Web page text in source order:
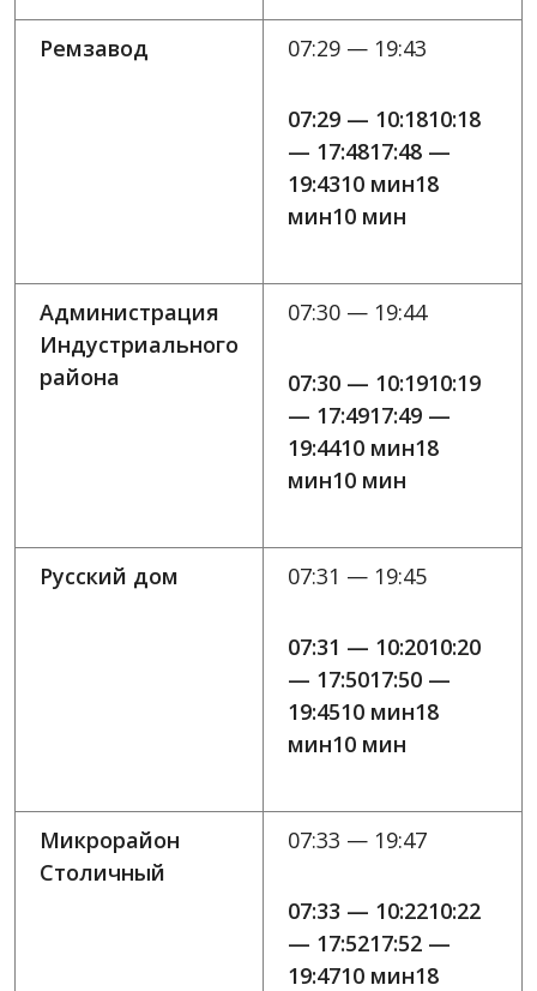
Ремзавод 07:29 — 19:43
07:29 — 10:1810:18
— 17:4817:48 —
19:4310 мин18
мин10 мин
Администрация
Индустриального
района
07:30 — 19:44
07:30 — 10:1910:19
— 17:4917:49 —
19:4410 мин18
мин10 мин
Русский дом 07:31 — 19:45
07:31 — 10:2010:20
— 17:5017:50 —
19:4510 мин18
мин10 мин
Микрорайон
Столичный
07:33 — 19:47
07:33 — 10:2210:22
— 17:5217:52 —
19:4710 мин18